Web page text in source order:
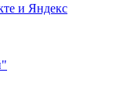
и Яндекс